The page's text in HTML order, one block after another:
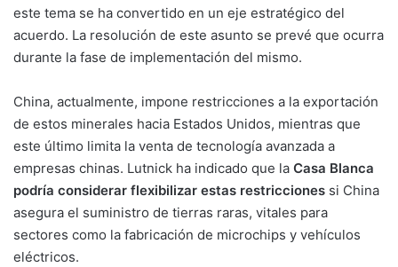
este tema se ha convertido en un eje estratégico del
acuerdo. La resolución de este asunto se prevé que ocurra
durante la fase de implementación del mismo.
China, actualmente, impone restricciones a la exportación
de estos minerales hacia Estados Unidos, mientras que
este último limita la venta de tecnología avanzada a
empresas chinas. Lutnick ha indicado que la Casa Blanca
podría considerar flexibilizar estas restricciones si China
asegura el suministro de tierras raras, vitales para
sectores como la fabricación de microchips y vehículos
eléctricos.